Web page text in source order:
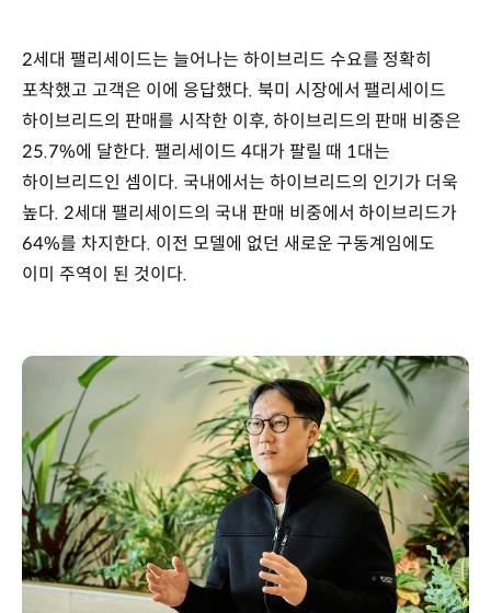
2세대 팰리세이드는 늘어나는 하이브리드 수요를 정확히
포착했고 고객은 이에 응답했다. 북미 시장에서 팰리세이드
하이브리드의 판매를 시작한 이후, 하이브리드의 판매 비중은
25.7%에 달한다. 팰리세이드 4대가 팔릴 때 1대는
하이브리드인 셈이다. 국내에서는 하이브리드의 인기가 더욱
높다. 2세대 팰리세이드의 국내 판매 비중에서 하이브리드가
64%를 차지한다. 이전 모델에 없던 새로운 구동계임에도
이미 주역이 된 것이다.